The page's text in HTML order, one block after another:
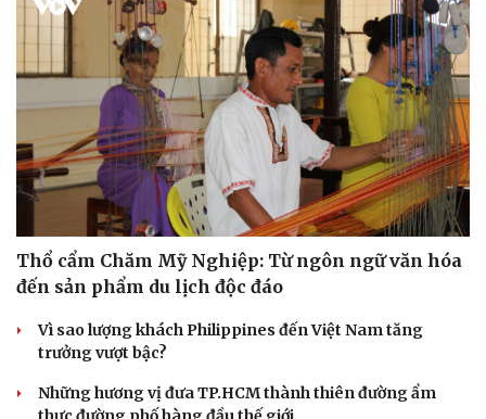
Thổ cẩm Chăm Mỹ Nghiệp: Từ ngôn ngữ văn hóa
đến sản phẩm du lịch độc đáo
Vì sao lượng khách Philippines đến Việt Nam tăng
trưởng vượt bậc?
Những hương vị đưa TP.HCM thành thiên đường ẩm